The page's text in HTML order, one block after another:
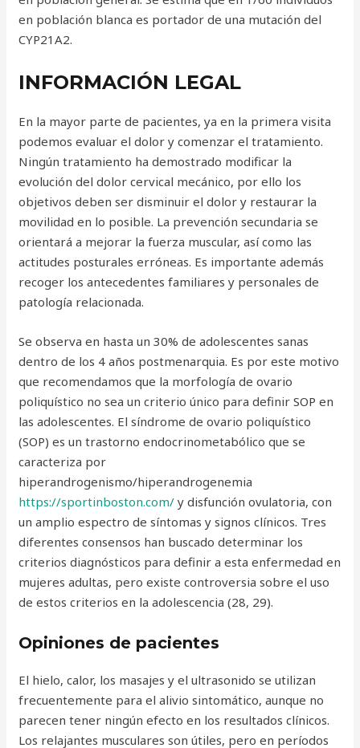
en población blanca es portador de una mutación del
CYP21A2.
INFORMACIÓN LEGAL
En la mayor parte de pacientes, ya en la primera visita
podemos evaluar el dolor y comenzar el tratamiento.
Ningún tratamiento ha demostrado modificar la
evolución del dolor cervical mecánico, por ello los
objetivos deben ser disminuir el dolor y restaurar la
movilidad en lo posible. La prevención secundaria se
orientará a mejorar la fuerza muscular, así como las
actitudes posturales erróneas. Es importante además
recoger los antecedentes familiares y personales de
patología relacionada.
Se observa en hasta un 30% de adolescentes sanas
dentro de los 4 años postmenarquia. Es por este motivo
que recomendamos que la morfología de ovario
poliquístico no sea un criterio único para definir SOP en
las adolescentes. El síndrome de ovario poliquístico
(SOP) es un trastorno endocrinometabólico que se
caracteriza por
hiperandrogenismo/hiperandrogenemia
https://sportinboston.com/ y disfunción ovulatoria, con
un amplio espectro de síntomas y signos clínicos. Tres
diferentes consensos han buscado determinar los
criterios diagnósticos para definir a esta enfermedad en
mujeres adultas, pero existe controversia sobre el uso
de estos criterios en la adolescencia (28, 29).
Opiniones de pacientes
El hielo, calor, los masajes y el ultrasonido se utilizan
frecuentemente para el alivio sintomático, aunque no
parecen tener ningún efecto en los resultados clínicos.
Los relajantes musculares son útiles, pero en períodos